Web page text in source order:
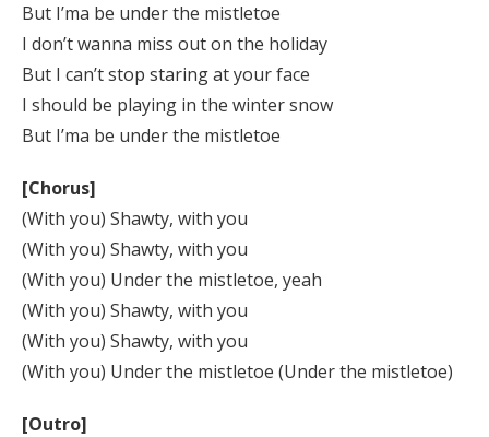
But I’ma be under the mistletoe
I don’t wanna miss out on the holiday
But I can’t stop staring at your face
I should be playing in the winter snow
But I’ma be under the mistletoe
[Chorus]
(With you) Shawty, with you
(With you) Shawty, with you
(With you) Under the mistletoe, yeah
(With you) Shawty, with you
(With you) Shawty, with you
(With you) Under the mistletoe (Under the mistletoe)
[Outro]